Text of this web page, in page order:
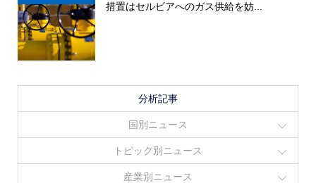
措置はセルビアへのガス供給を妨...
分析記事
国別ニュース
トピック別ニュース
産業別ニュース